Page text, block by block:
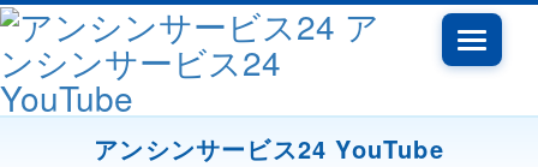
Toggle
アンシンサービス24 YouTube